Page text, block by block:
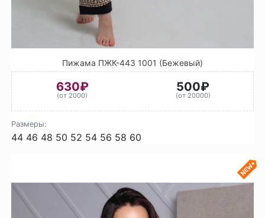
Пижама ПЖК-443 1001 (Бежевый)
630₽
(от 2000)
500₽
(от 20000)
Размеры:
44 46 48 50 52 54 56 58 60